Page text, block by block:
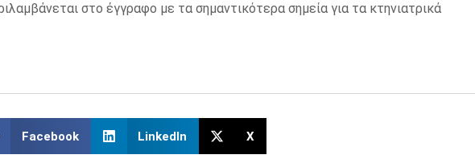
στο έγγραφο με τα σημαντικότερα σημεία για τα κτηνιατρικά
Facebook LinkedIn X